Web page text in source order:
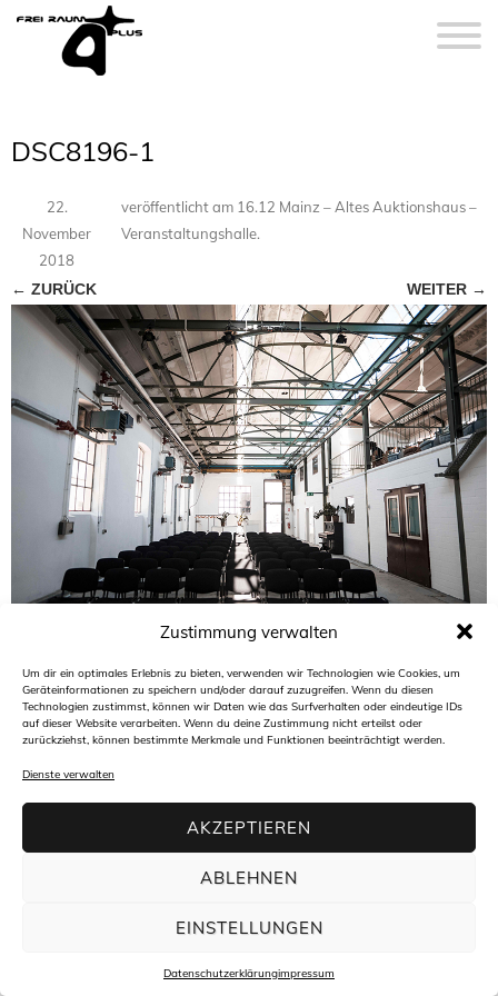
Zustimmung verwalten
Um dir ein optimales Erlebnis zu bieten, verwenden wir Technologien wie Cookies, um
Geräteinformationen zu speichern und/oder darauf zuzugreifen. Wenn du diesen
Technologien zustimmst, können wir Daten wie das Surfverhalten oder eindeutige IDs
auf dieser Website verarbeiten. Wenn du deine Zustimmung nicht erteilst oder
zurückziehst, können bestimmte Merkmale und Funktionen beeinträchtigt werden.
Dienste verwalten
AKZEPTIEREN
ABLEHNEN
EINSTELLUNGEN
Datenschutzerklärungimpressum
DSC8196-1
veröffentlicht
22.
November
2018
am 16.12 Mainz – Altes Auktionshaus –
Veranstaltungshalle.
← ZURÜCK WEITER →
Architekturbüro freiraum4plus
65189 Wiesbaden
t +49(0)611 94 58 45 30
f +49(0)611 94 58 45 34
info@freiraum4plus.de